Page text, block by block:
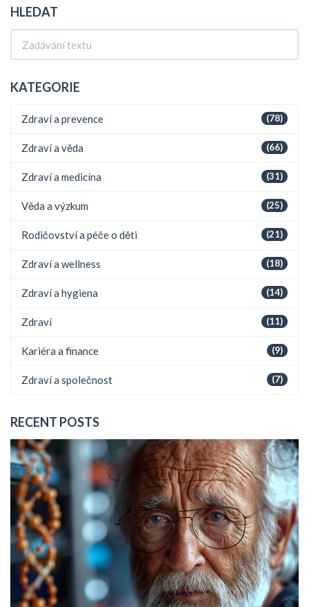
HLEDAT
KATEGORIE
(78)
Zdraví a prevence
(66)
Zdraví a věda
(31)
Zdraví a medicína
(25)
Věda a výzkum
(21)
Rodičovství a péče o děti
(18)
Zdraví a wellness
(14)
Zdraví a hygiena
(11)
Zdraví
(9)
Kariéra a finance
(7)
Zdraví a společnost
RECENT POSTS